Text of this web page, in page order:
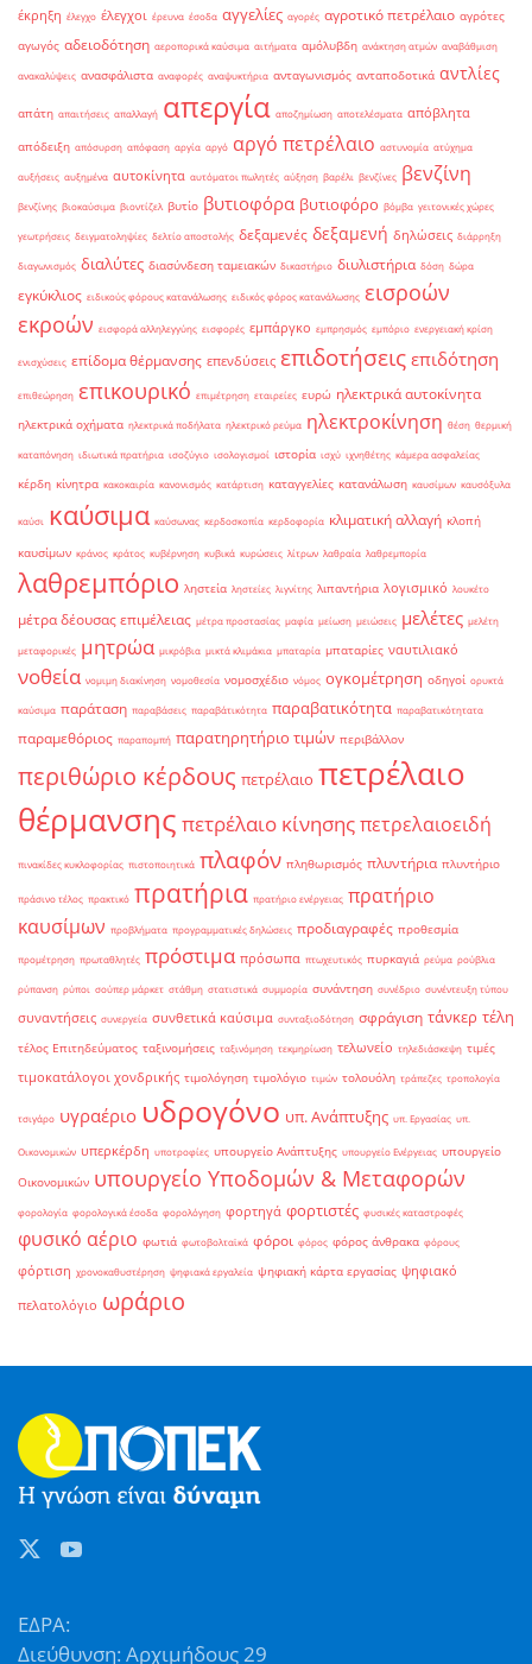
έκρηξη έλεγχο έλεγχοι έρευνα έσοδα αγγελίες αγορές αγροτικό πετρέλαιο αγρότες
αγωγός αδειοδότηση αεροπορικά καύσιμα αιτήματα αμόλυβδη ανάκτηση ατμών αναβάθμιση
ανακαλύψεις ανασφάλιστα αναφορές αναψυκτήρια ανταγωνισμός ανταποδοτικά αντλίες
απάτη απαιτήσεις απαλλαγή απεργία αποζημίωση αποτελέσματα απόβλητα
απόδειξη απόσυρση απόφαση αργία αργό αργό πετρέλαιο αστυνομία ατύχημα
αυξήσεις αυξημένα αυτοκίνητα αυτόματοι πωλητές αύξηση βαρέλι βενζίνες βενζίνη
βενζίνης βιοκαύσιμα βιοντίζελ βυτίο βυτιοφόρα βυτιοφόρο βόμβα γειτονικές χώρες
γεωτρήσεις δειγματοληψίες δελτίο αποστολής δεξαμενές δεξαμενή δηλώσεις διάρρηξη
διαγωνισμός διαλύτες διασύνδεση ταμειακών δικαστήριο διυλιστήρια δόση δώρα
εγκύκλιος ειδικούς φόρους κατανάλωσης ειδικός φόρος κατανάλωσης εισροών
εκροών εισφορά αλληλεγγύης εισφορές εμπάργκο εμπρησμός εμπόριο ενεργειακή κρίση
ενισχύσεις επίδομα θέρμανσης επενδύσεις επιδοτήσεις επιδότηση
επιθεώρηση επικουρικό επιμέτρηση εταιρείες ευρώ ηλεκτρικά αυτοκίνητα
ηλεκτρικά οχήματα ηλεκτρικά ποδήλατα ηλεκτρικό ρεύμα ηλεκτροκίνηση θέση θερμική
καταπόνηση ιδιωτικά πρατήρια ισοζύγιο ισολογισμοί ιστορία ισχύ ιχνηθέτης κάμερα ασφαλείας
κέρδη κίνητρα κακοκαιρία κανονισμός κατάρτιση καταγγελίες κατανάλωση καυσίμων καυσόξυλα
καύσι καύσιμα καύσωνας κερδοσκοπία κερδοφορία κλιματική αλλαγή κλοπή
καυσίμων κράνος κράτος κυβέρνηση κυβικά κυρώσεις λίτρων λαθραία λαθρεμπορία
λαθρεμπόριο ληστεία ληστείες λιγνίτης λιπαντήρια λογισμικό λουκέτο
μέτρα δέουσας επιμέλειας μέτρα προστασίας μαφία μείωση μειώσεις μελέτες μελέτη
μεταφορικές μητρώα μικρόβια μικτά κλιμάκια μπαταρία μπαταρίες ναυτιλιακό
νοθεία νομιμη διακίνηση νομοθεσία νομοσχέδιο νόμος ογκομέτρηση οδηγοί ορυκτά
καύσιμα παράταση παραβάσεις παραβάτικότητα παραβατικότητα παραβατικότητατα
παραμεθόριος παραπομπή παρατηρητήριο τιμών περιβάλλον
περιθώριο κέρδους πετρέλαιο πετρέλαιο
θέρμανσης πετρέλαιο κίνησηςπετρελαιοειδή
πινακίδες κυκλοφορίας πιστοποιητικά πλαφόν πληθωρισμός πλυντήρια πλυντήριο
πράσινο τέλος πρακτικό πρατήρια πρατήριο ενέργειας πρατήριο
καυσίμων προβλήματα προγραμματικές δηλώσεις προδιαγραφές προθεσμία
προμέτρηση πρωταθλητές πρόστιμα πρόσωπα πτωχευτικός πυρκαγιά ρεύμα ρούβλια
ρύπανση ρύποι σούπερ μάρκετ στάθμη στατιστικά συμμορία συνάντηση συνέδριο συνέντευξη τύπου
συναντήσεις συνεργεία συνθετικά καύσιμα συνταξιοδότηση σφράγιση τάνκερ τέλη
τέλος Επιτηδεύματος ταξινομήσεις ταξινόμηση τεκμηρίωση τελωνείο τηλεδιάσκεψη τιμές
τιμοκατάλογοι χονδρικής τιμολόγηση τιμολόγιο τιμών τολουόλη τράπεζες τροπολογία
τσιγάρο υγραέριο υδρογόνο υπ. Ανάπτυξης υπ. Εργασίας υπ.
Οικονομικών υπερκέρδη υποτροφίες υπουργείο Ανάπτυξης υπουργείο Ενέργειας υπουργείο
Οικονομικών υπουργείο Υποδομών & Μεταφορών
φορολογία φορολογικά έσοδα φορολόγηση φορτηγά φορτιστές φυσικές καταστροφές
φυσικό αέριο φωτιά φωτοβολταϊκά φόροι φόρος φόρος άνθρακα φόρους
φόρτιση χρονοκαθυστέρηση ψηφιακά εργαλεία ψηφιακή κάρτα εργασίας ψηφιακό
πελατολόγιο ωράριο
ΕΔΡΑ:
Διεύθυνση: Αρχιμήδους 29